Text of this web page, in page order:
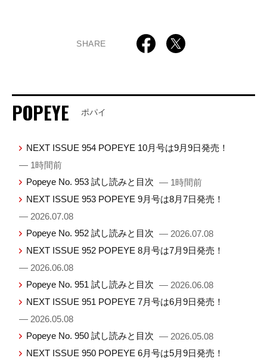
SHARE
POPEYE ポパイ
NEXT ISSUE 954 POPEYE 10月号は9月9日発売！
— 1時間前
Popeye No. 953 試し読みと目次 — 1時間前
NEXT ISSUE 953 POPEYE 9月号は8月7日発売！
— 2026.07.08
Popeye No. 952 試し読みと目次 — 2026.07.08
NEXT ISSUE 952 POPEYE 8月号は7月9日発売！
— 2026.06.08
Popeye No. 951 試し読みと目次 — 2026.06.08
NEXT ISSUE 951 POPEYE 7月号は6月9日発売！
— 2026.05.08
Popeye No. 950 試し読みと目次 — 2026.05.08
NEXT ISSUE 950 POPEYE 6月号は5月9日発売！